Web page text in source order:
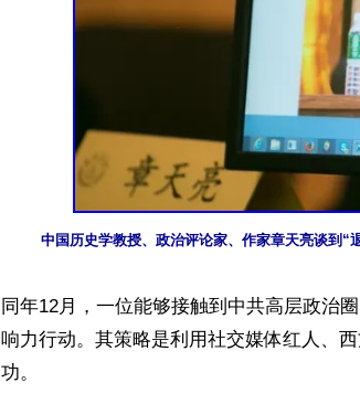
中国历史学教授、政治评论家、作家章天亮谈到“
同年12月，一位能够接触到中共高层政治
响力行动。其策略是利用社交媒体红人、
功。